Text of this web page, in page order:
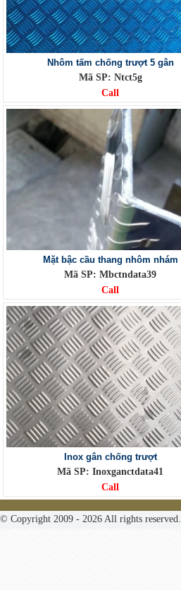
Nhôm tấm chống trượt 5 gân
Mã SP: Ntct5g
Call
Mặt bậc cầu thang nhôm nhám
Mã SP: Mbctndata39
Call
Inox gân chống trượt
Mã SP: Inoxganctdata41
Call
© Copyright 2009 - 2026 All rights reserved.